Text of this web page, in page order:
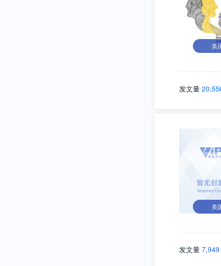
美
发文量
美
发文量 7,949